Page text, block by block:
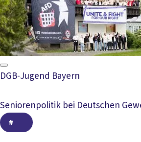
DGB-Jugend Bayern
Seniorenpolitik bei Deutschen
# #